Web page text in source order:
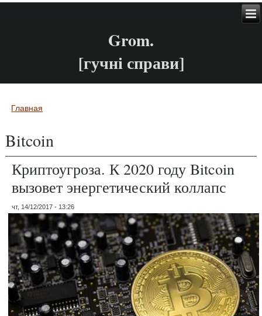
Grom.
[гучні справи]
Вы здесь
Главная
Bitcoin
Криптоугроза. К 2020 году Bitcoin
вызовет энергетический коллапс
чт, 14/12/2017 - 13:26